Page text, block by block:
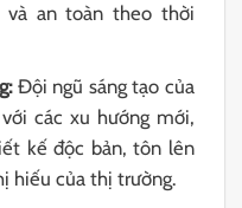
và an toàn theo thời
Đội ngũ sáng tạo của
các xu hướng mới,
kế độc bản, tôn lên
hiếu của thị trường.